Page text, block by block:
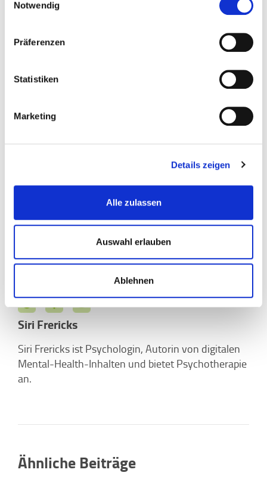
Notwendig
Präferenzen
Statistiken
Marketing
Details zeigen
Alle zulassen
Auswahl erlauben
Ablehnen
Siri Frericks
Siri Frericks ist Psychologin, Autorin von digitalen
Mental-Health-Inhalten und bietet Psychotherapie
an.
Ähnliche Beiträge